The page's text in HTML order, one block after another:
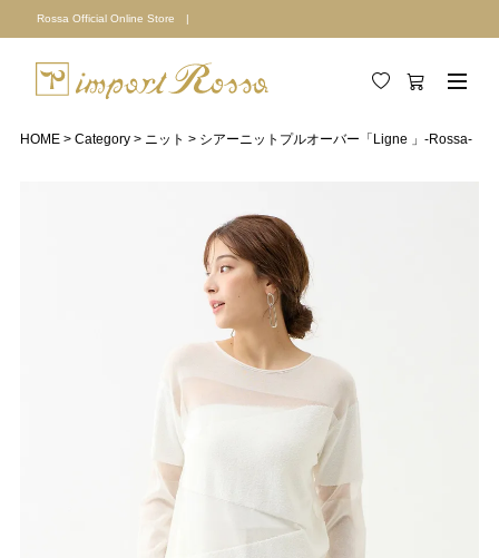
Rossa Official Online Store |
HOME Category ニット シアーニットプルオーバー「Ligne 」-Rossa-